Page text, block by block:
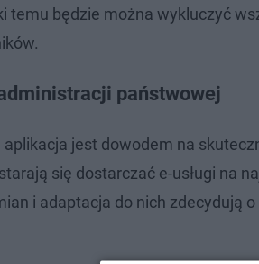
temu będzie można wykluczyć
państwowej
aplikacja jest dowodem na
się dostarczać e-usługi na
i adaptacja do nich zdecydują